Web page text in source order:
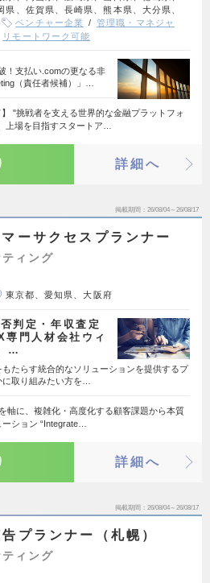
、佐賀県、長崎県、熊本県、大分県、
ベンチャー企業
管理職・マネジャ
リモートワーク可能
！支払い.comの更なる非
（責任者候補）」…
】 "挑戦者を支える世界的な金融プラットフォ
上場を目指すスタートア…
詳細へ
掲載期間 26/08/04～26/08/17
ーサクセスプランナー
ィング
東京都、愛知県、大阪府
判定・年収査定
門人材会社ウィ
…
たらす統合的なソリューションを提供するプ
取り組みたい方を…
軸に、複雑化・高度化する顧客課題から本質
ション “Integrate…
詳細へ
掲載期間 26/08/04～26/08/17
プランナー（札幌）
ィング